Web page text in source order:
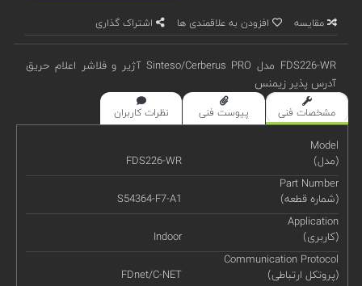
مقایسه افزودن به علاقمندی ها اشتراک گذاری
FDS226-WR مدل Sinteso/Cerberus PRO آژیر و فلاشر اعلام حریق
آدرس پذیر زیمنس
مشخصات فنی پیوست فنی نظرات کاربران
Model
(مدل)
FDS226-WR
Part Number
(شماره قطعه)
S54364-F7-A1
Application
(کاربری)
Indoor
Communication Protocol
(پروتکل ارتباطی)
FDnet/C-NET